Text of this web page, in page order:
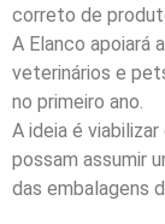
correto de
A Elanco apoiará
veterinários e
no primeiro ano.
A ideia é
possam assumir
das embalagens